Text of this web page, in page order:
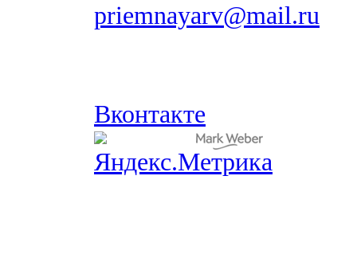
priemnayarv@mail.ru
Вконтакте